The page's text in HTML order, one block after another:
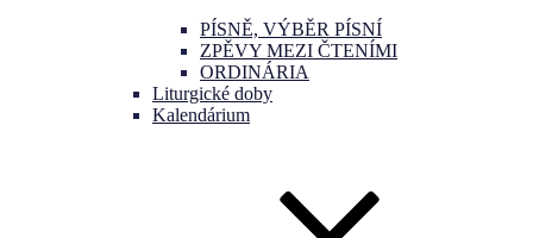
PÍSNĚ, VÝBĚR PÍSNÍ
ZPĚVY MEZI ČTENÍMI
ORDINÁRIA
Liturgické doby
Kalendárium